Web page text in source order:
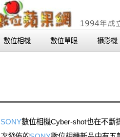
數位相機 數位單眼 攝影機
SONY數位相機Cyber-shot也在不斷